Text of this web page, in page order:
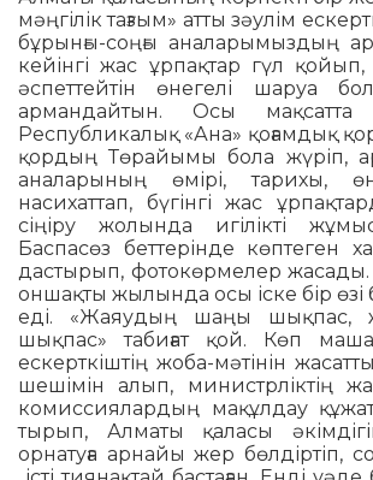
мәңгілік тағзым» атты зәулім
бұрынғы-соңғы аналарымыздың
кейінгі жас ұрпақтар гүл
әспеттейтін өнегелі шаруа
армандайтын. Осы
Республикалық «Ана» қо­ғам­дық
қордың Тө­райымы бола жүріп,
аналарының өмірі, тарихы,
насихаттап, бүгінгі жас
сіңіру жолында игілікті
Баспасөз бет­терінде көптеген
дас­тырып, фотокөрмелер жасады.
оншақты жылында осы іске бір өзі
еді. «Жаяудың шаңы шықпас,
шықпас» та­биғат қой. Көп
ескерткіштің жоба-мәтінін
шешімін алып, минис­трліктің
комиссия­лардың мақұлдау
тырып, Алматы қаласы
орнатуға арнайы жер бөлдіртіп,